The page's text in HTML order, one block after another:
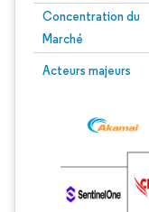
Concentration du
Marché
Acteurs majeurs
Image © Mordor